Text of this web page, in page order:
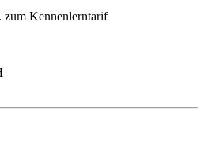
zum Kennenlerntarif